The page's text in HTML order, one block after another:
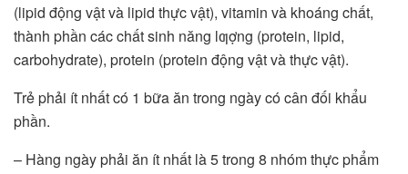
(lipid động vật và lipid thực vật), vitamin và khoáng chất,
thành phần các chất sinh năng lƣợng (protein, lipid,
carbohydrate), protein (protein động vật và thực vật).
Trẻ phải ít nhất có 1 bữa ăn trong ngày có cân đối khẩu
phần.
– Hàng ngày phải ăn ít nhất là 5 trong 8 nhóm thực phẩm